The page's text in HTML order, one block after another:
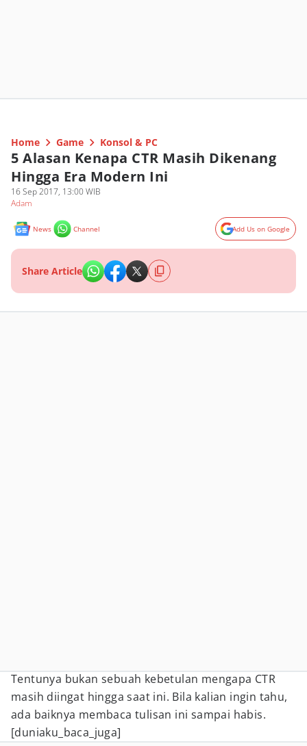
Home Game Konsol & PC
5 Alasan Kenapa CTR Masih Dikenang
Hingga Era Modern Ini
16 Sep 2017, 13:00 WIB
Adam
News Channel Add Us on Google
Share Article
Tentunya bukan sebuah kebetulan mengapa CTR
masih diingat hingga saat ini. Bila kalian ingin tahu,
ada baiknya membaca tulisan ini sampai habis.
[duniaku_baca_juga]